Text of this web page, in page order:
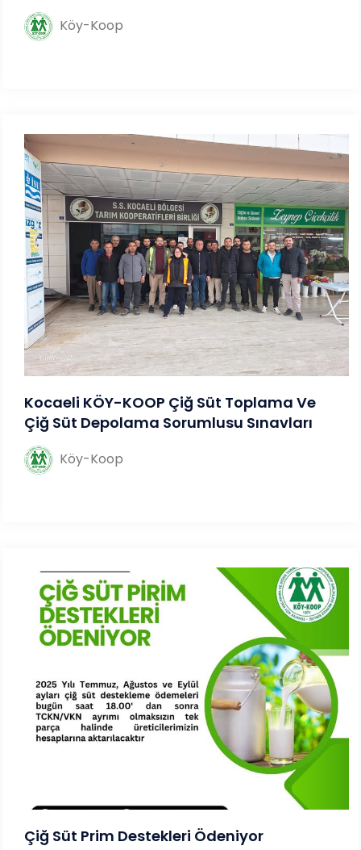
Köy-Koop
Kocaeli KÖY-KOOP Çiğ Süt Toplama Ve
Çiğ Süt Depolama Sorumlusu Sınavları
Köy-Koop
Çiğ Süt Prim Destekleri Ödeniyor